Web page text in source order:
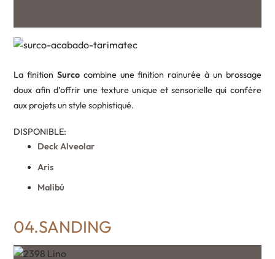
La finition Surco combine une finition rainurée à un brossage
doux afin d’offrir une texture unique et sensorielle qui confère
aux projets un style sophistiqué.
DISPONIBLE:
Deck Alveolar
Aris
Malibú
04.SANDING